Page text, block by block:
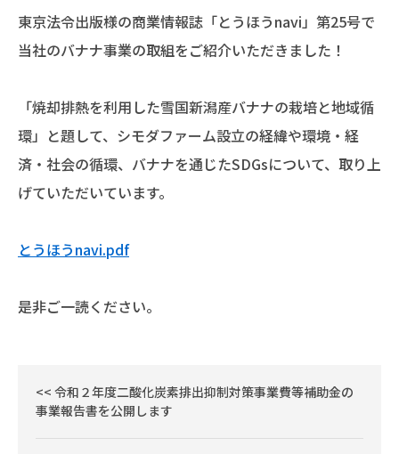
東京法令出版様の商業情報誌「とうほうnavi」第25号で
当社のバナナ事業の取組をご紹介いただきました！
「焼却排熱を利用した雪国新潟産バナナの栽培と地域循
環」と題して、シモダファーム設立の経緯や環境・経
済・社会の循環、バナナを通じたSDGsについて、取り上
げていただいています。
とうほうnavi.pdf
是非ご一読ください。
令和２年度二酸化炭素排出抑制対策事業費等補助金の
事業報告書を公開します